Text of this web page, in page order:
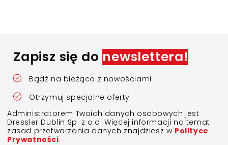
Zapisz się do newslettera!
Bądź na bieżąco z nowościami
Otrzymuj specjalne oferty
Administratorem Twoich danych osobowych jest
Dressler Dublin Sp. z o.o. Więcej informacji na temat
zasad przetwarzania danych znajdziesz w Polityce
Prywatności.